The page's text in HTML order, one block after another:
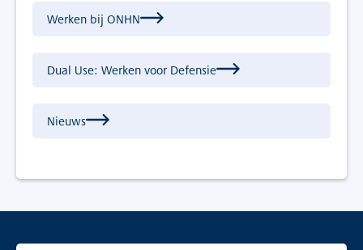
Werken bij ONHN
Dual Use: Werken voor Defensie
Nieuws